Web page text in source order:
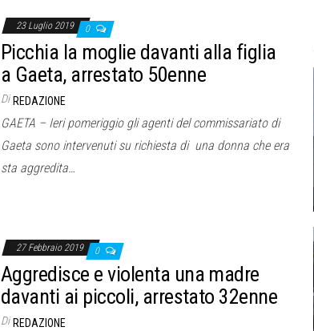
23 Luglio 2019 0
Picchia la moglie davanti alla figlia
a Gaeta, arrestato 50enne
Di REDAZIONE
GAETA – Ieri pomeriggio gli agenti del commissariato di
Gaeta sono intervenuti su richiesta di una donna che era
sta aggredita…
27 Febbraio 2019 0
Aggredisce e violenta una madre
davanti ai piccoli, arrestato 32enne
Di REDAZIONE